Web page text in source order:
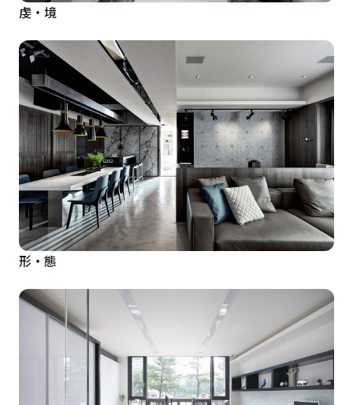
虔‧境
形‧態